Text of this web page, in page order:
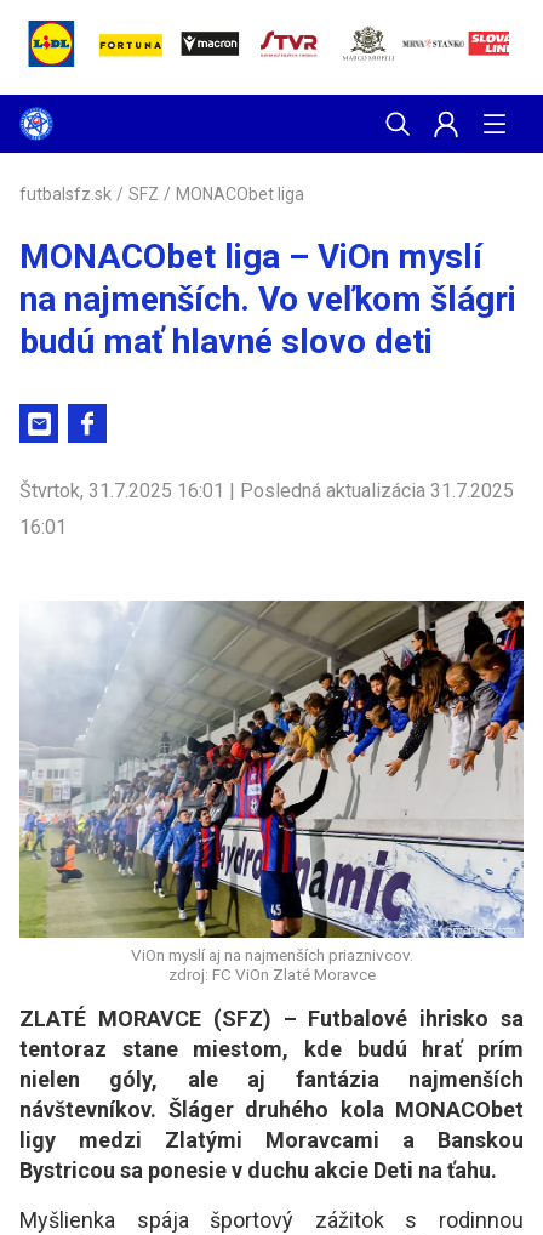
futbalsfz.sk / SFZ / MONACObet liga
MONACObet liga – ViOn myslí
na najmenších. Vo veľkom šlágri
budú mať hlavné slovo deti
Štvrtok, 31.7.2025 16:01 | Posledná aktualizácia 31.7.2025
16:01
ViOn myslí aj na najmenších priaznivcov.
zdroj: FC ViOn Zlaté Moravce
ZLATÉ MORAVCE (SFZ) – Futbalové ihrisko sa
tentoraz stane miestom, kde budú hrať prím
nielen góly, ale aj fantázia najmenších
návštevníkov. Šláger druhého kola MONACObet
ligy medzi Zlatými Moravcami a Banskou
Bystricou sa ponesie v duchu akcie Deti na ťahu.
Myšlienka spája športový zážitok s rodinnou